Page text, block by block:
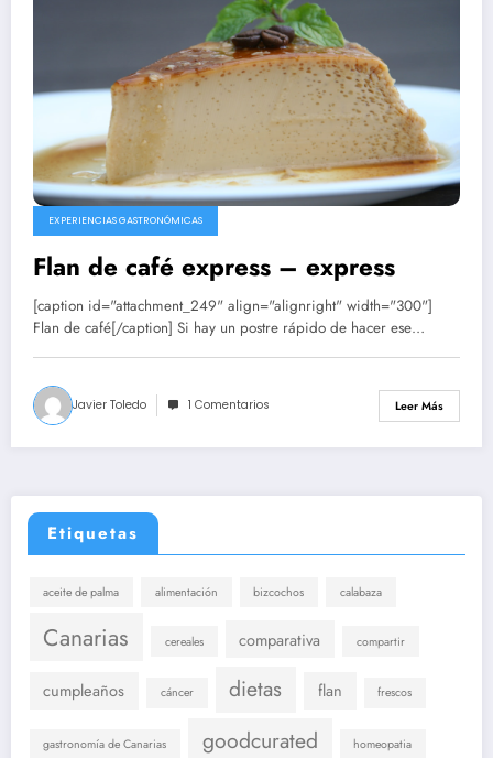
EXPERIENCIAS GASTRONÓMICAS
Flan de café express – express
[caption id="attachment_249" align="alignright" width="300"]
Flan de café[/caption] Si hay un postre rápido de hacer ese…
Javier Toledo 1 Comentarios Leer Más
Etiquetas
aceite de palma alimentación bizcochos calabaza
Canarias cereales comparativa compartir
cumpleaños cáncer dietas flan frescos
gastronomía de Canarias goodcurated homeopatia